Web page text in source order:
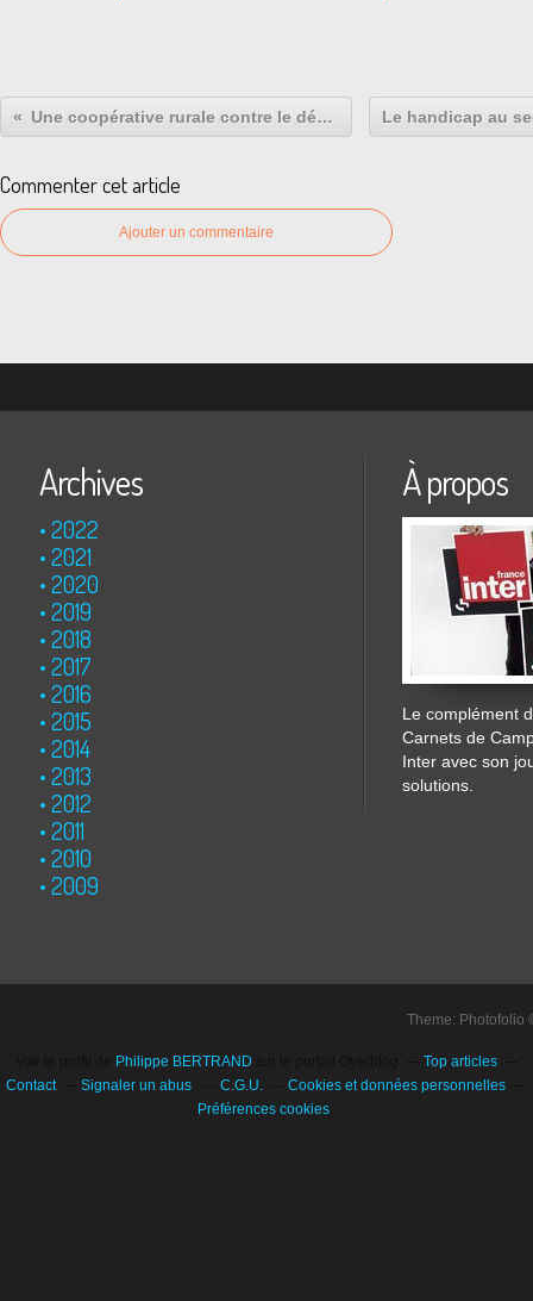
Une coopérative rurale contre le décrochage scolaire
Commenter cet article
Ajouter un commentaire
Archives
2022
2021
2020
2019
2018
2017
2016
2015
2014
2013
2012
2011
2010
2009
À propos
Le complément
Carnets de
Inter avec son
solutions.
Theme:
Philippe BERTRAND
Top articles
Contact
Signaler un abus C.G.U.
Cookies et données personnelles
Préférences cookies